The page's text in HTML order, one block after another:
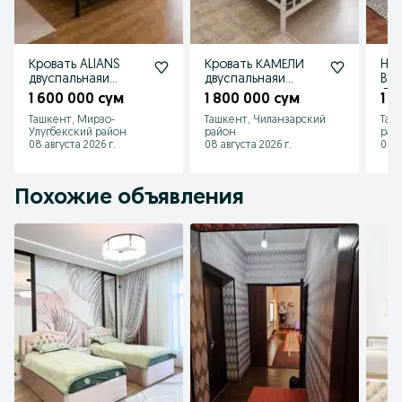
Кровать ALIANS
двуспальнаяи
односпальная,
kalavat, matras,
Loft temir
1 600 000 сум
Ташкент, Мирзо-
Улугбекский район
08 августа 2026 г.
Кровать КАМЕЛИ
двуспальнаяи
односпальная,
kalavat, matras,
Loft
1 800 000 сум
Ташкент, Чиланзарский
район
08 августа 2026 г.
Hi-
1
08
Похожие объявления